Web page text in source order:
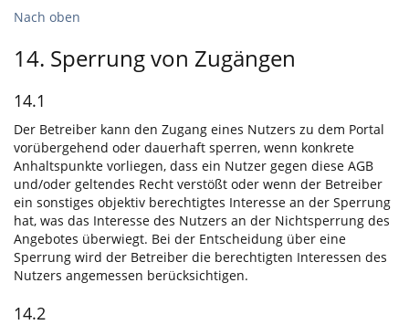
Nach oben
14. Sperrung von Zugängen
14.1
Der Betreiber kann den Zugang eines Nutzers zu dem Portal
vorübergehend oder dauerhaft sperren, wenn konkrete
Anhaltspunkte vorliegen, dass ein Nutzer gegen diese AGB
und/oder geltendes Recht verstößt oder wenn der Betreiber
ein sonstiges objektiv berechtigtes Interesse an der Sperrung
hat, was das Interesse des Nutzers an der Nichtsperrung des
Angebotes überwiegt. Bei der Entscheidung über eine
Sperrung wird der Betreiber die berechtigten Interessen des
Nutzers angemessen berücksichtigen.
14.2